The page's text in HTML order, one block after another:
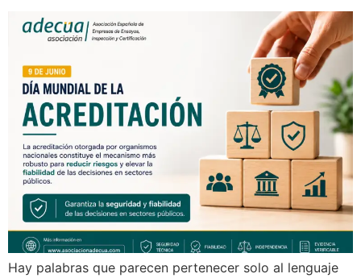
Hay palabras que parecen pertenecer solo al lenguaje